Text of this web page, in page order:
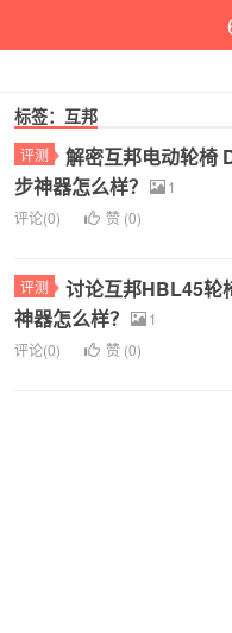
标签：互邦
评测
解密互邦电动轮椅
步神器怎么样？
1
评论(0)
赞 (0)
评测
讨论互邦HBL45轮
神器怎么样？
1
评论(0)
赞 (0)